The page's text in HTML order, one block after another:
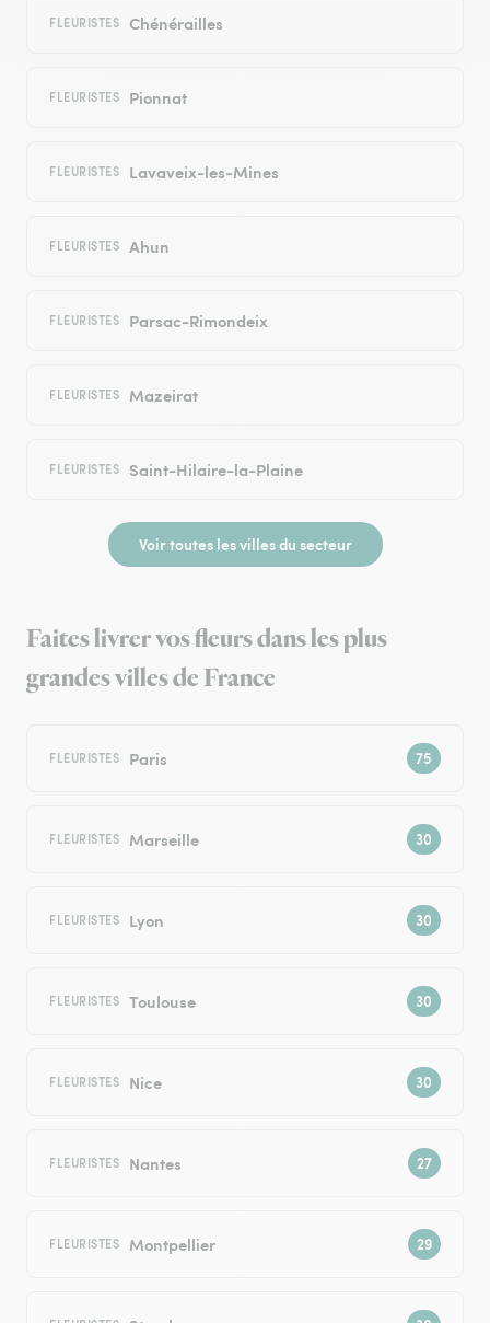
FLEURISTES Chénérailles
FLEURISTES Pionnat
FLEURISTES Lavaveix-les-Mines
FLEURISTES Ahun
FLEURISTES Parsac-Rimondeix
FLEURISTES Mazeirat
FLEURISTES Saint-Hilaire-la-Plaine
Voir toutes les villes du secteur
Faites livrer vos fleurs dans les plus
grandes villes de France
FLEURISTES Paris
FLEURISTES Marseille
FLEURISTES Lyon
FLEURISTES Toulouse
FLEURISTES Nice
FLEURISTES Nantes
FLEURISTES Montpellier